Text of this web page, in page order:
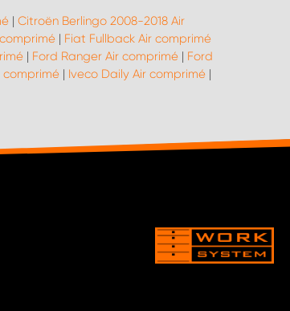
| Citroën Berlingo 2008-2018 Air
| Fiat Fullback Air comprimé
| Ford Ranger Air comprimé | Ford
comprimé | Iveco Daily Air comprimé |